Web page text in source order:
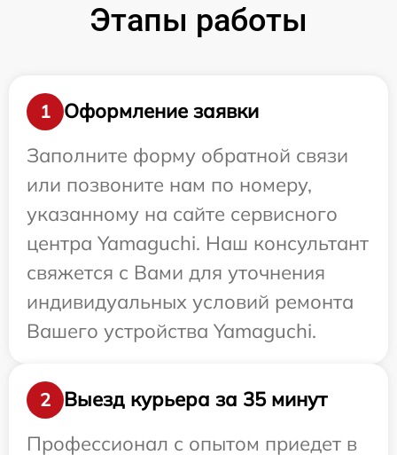
Этапы работы
1
Оформление заявки
Заполните форму обратной связи
или позвоните нам по номеру,
указанному на сайте сервисного
центра Yamaguchi. Наш консультант
свяжется с Вами для уточнения
индивидуальных условий ремонта
Вашего устройства Yamaguchi.
2
Выезд курьера за 35 минут
Профессионал с опытом приедет в